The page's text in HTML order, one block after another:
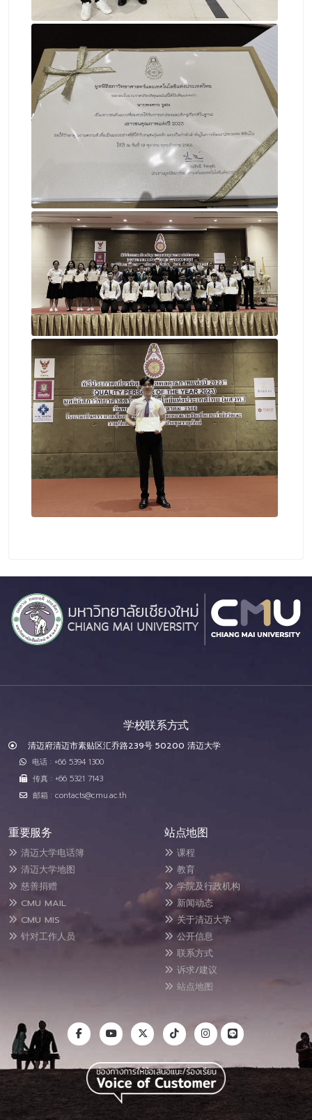
学校联系方式
清迈府清迈市素贴区汇乔路239号 50200 清迈大学
电话 : +66 5394 1300
传真 : +66 5321 7143
邮箱 : contacts@cmu.ac.th
重要服务
清迈大学电话簿
清迈大学地图
慈善捐赠
CMU MAIL
CMU MIS
针对工作人员
站点地图
课程
教育
学院及行政机构
新闻动态
关于清迈大学
公开信息
联系方式
诉求/建议
站点地图